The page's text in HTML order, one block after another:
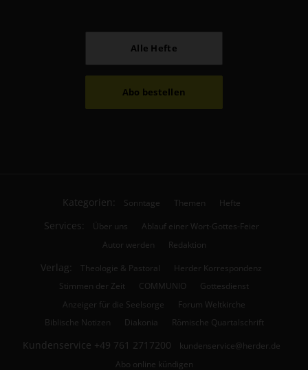
Alle Hefte
Abo bestellen
Kategorien: Sonntage Themen Hefte
Services: Über uns
Ablauf einer Wort-Gottes-Feier
Autor werden
Redaktion
Verlag: Theologie & Pastoral
Herder Korrespondenz
Stimmen der Zeit
COMMUNIO
Gottesdienst
Anzeiger für die Seelsorge
Forum Weltkirche
Biblische Notizen
Diakonia Römische Quartalschrift
Kundenservice +49 761 2717200
kundenservice@herder.de
Abo online kündigen